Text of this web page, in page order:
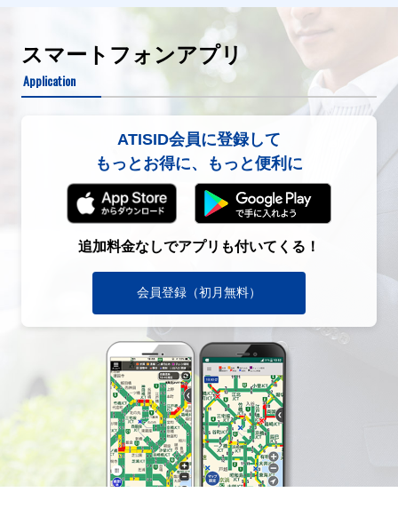
スマートフォンアプリ
Application
ATISID会員に登録して
もっとお得に、もっと便利に
追加料金なしでアプリも付いてくる！
会員登録（初月無料）